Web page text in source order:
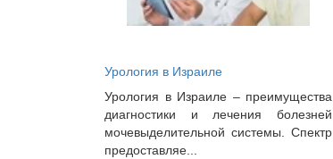
Урология в Израиле
Урология в Израиле – преимущества
диагностики и лечения болезней
мочевыделительной системы. Спектр
предоставляе...